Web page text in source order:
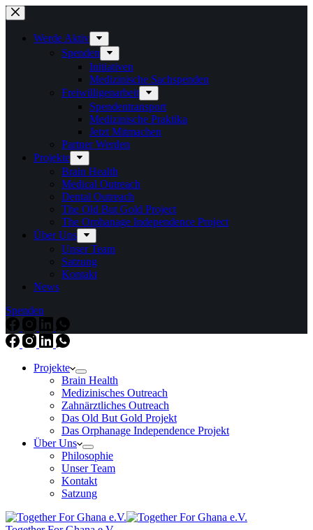
Zum
Inhalt
springenWerde Aktiv
Spenden
Initiativen
Medizinische Sachspenden
Freiwilligenarbeit
Spendentransport
Medizinische Praktika
Jetzt Mitmachen
Partner Werden
Projekte
Brain Health
Medical Outreach
Dental Outreach
The Old But Gold Project
The Orphanage Independence Project
Über Uns
Unser Team
Satzung
Kontakt
News
Spenden
Projekte
Brain Health
Medizinisches Outreach
Zahnärztliches Outreach
Das Old But Gold Projekt
Das Orphanage Independence Projekt
Über Uns
Philosophie
Unser Team
Kontakt
Satzung